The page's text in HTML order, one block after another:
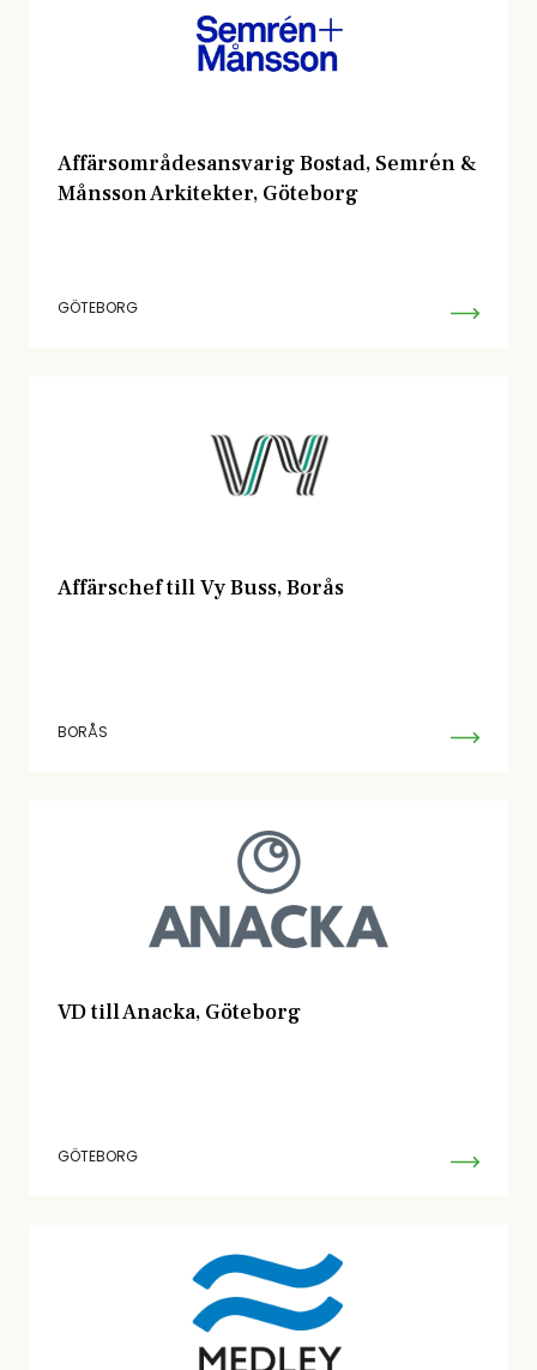
Affärsområdesansvarig Bostad, Semrén &
Månsson Arkitekter, Göteborg
GÖTEBORG
Affärschef till Vy Buss, Borås
BORÅS
VD till Anacka, Göteborg
GÖTEBORG